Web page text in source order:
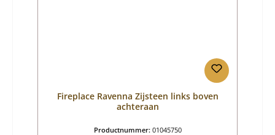
Fireplace Ravenna Zijsteen links boven
achteraan
Productnummer: 01045750